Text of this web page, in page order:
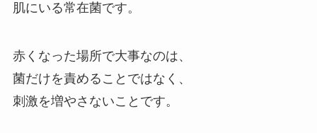
肌にいる常在菌です。
赤くなった場所で大事なのは、
菌だけを責めることではなく、
刺激を増やさないことです。